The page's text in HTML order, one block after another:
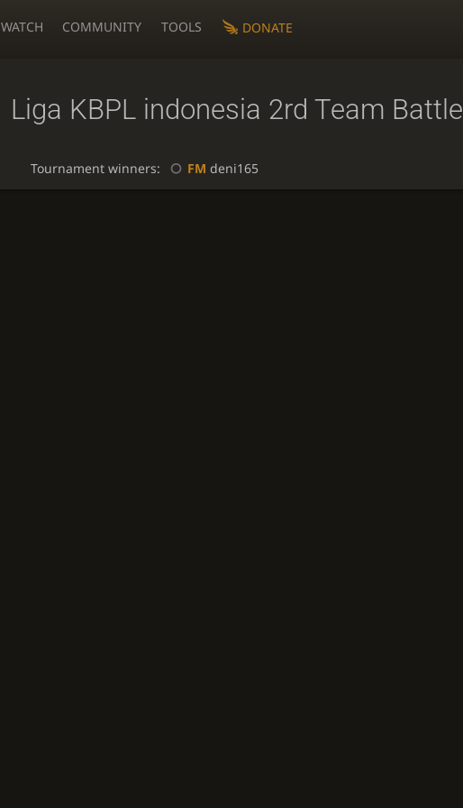
WATCH COMMUNITY TOOLS DONATE
Liga KBPL indonesia 2rd Team Battle
Tournament winners: FM deni165